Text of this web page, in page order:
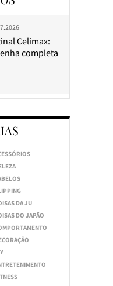
Celimax:
completa
DA JU
DO JAPÃO